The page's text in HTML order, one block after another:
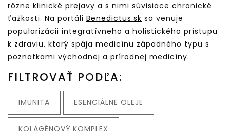
rôzne klinické prejavy a s nimi súvisiace chronické
ťažkosti. Na portáli Benedictus.sk sa venuje
popularizácii integratívneho a holistického prístupu
k zdraviu, ktorý spája medicínu západného typu s
poznatkami východnej a prírodnej medicíny.
FILTROVAŤ PODĽA:
IMUNITA ESENCIÁLNE OLEJE
KOLAGÉNOVÝ KOMPLEX